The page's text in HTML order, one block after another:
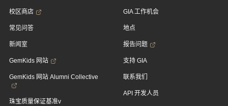
校区商店
常见问答
新闻室
GemKids 网站
GemKids 网站 Alumni Collective
珠宝质量保证基准v
GIA 工作机会
地点
报告问题
支持 GIA
联系我们
API 开发人员